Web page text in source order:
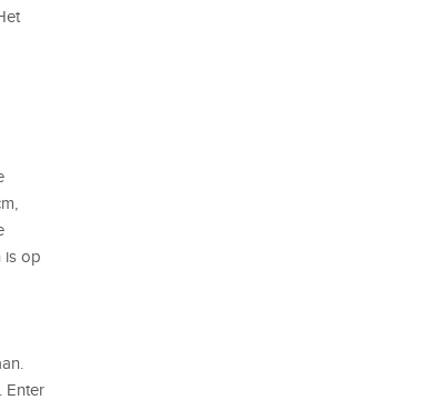
is op
Enter